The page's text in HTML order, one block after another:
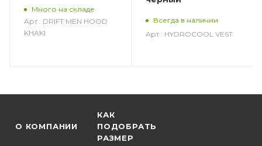
Много на складе
Арт.: DRIFT MEN HOOD
KHAKI
Всегда в наличии
Арт.: HYDROCOOL VEST
О КОМПАНИИ
КАК
ПОДОБРАТЬ
РАЗМЕР